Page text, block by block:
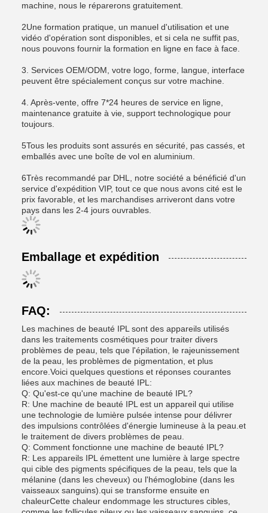
machine, nous le réparerons gratuitement.
2Une formation pratique, un manuel d'utilisation et une
vidéo d'opération sont disponibles, et si cela ne suffit pas,
nous pouvons fournir la formation en ligne en face à face.
3. Services OEM/ODM, votre logo, forme, langue, interface
peuvent être spécialement conçus sur votre machine.
4. Après-vente, offre 7*24 heures de service en ligne,
maintenance gratuite à vie, support technologique pour
toujours.
5Tous les produits sont assurés en sécurité, pas cassés, et
emballés avec une boîte de vol en aluminium.
6Très recommandé par DHL, notre société a bénéficié d'un
service d'expédition VIP, tout ce que nous avons cité est le
prix favorable, et les marchandises arriveront dans votre
pays dans les 2-4 jours ouvrables.
Emballage et expédition
FAQ:
Les machines de beauté IPL sont des appareils utilisés
dans les traitements cosmétiques pour traiter divers
problèmes de peau, tels que l'épilation, le rajeunissement
de la peau, les problèmes de pigmentation, et plus
encore.Voici quelques questions et réponses courantes
liées aux machines de beauté IPL:
Q: Qu'est-ce qu'une machine de beauté IPL?
R: Une machine de beauté IPL est un appareil qui utilise
une technologie de lumière pulsée intense pour délivrer
des impulsions contrôlées d'énergie lumineuse à la peau.et
le traitement de divers problèmes de peau.
Q: Comment fonctionne une machine de beauté IPL?
R: Les appareils IPL émettent une lumière à large spectre
qui cible des pigments spécifiques de la peau, tels que la
mélanine (dans les cheveux) ou l'hémoglobine (dans les
vaisseaux sanguins).qui se transforme ensuite en
chaleurCette chaleur endommage les structures cibles,